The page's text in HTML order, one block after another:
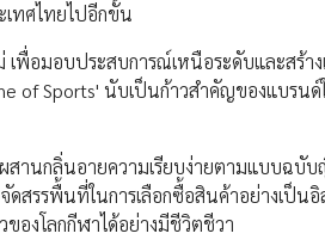
เทศไทยไปอีกขั้น
พื่อมอบประสบการณ์เหนือระดับและสร้าง
of Sports' นับเป็นก้าวสำคัญของแบรนด์
ผสานกลิ่นอายความเรียบง่ายตามแบบฉบั
สรรพื้นที่ในการเลือกซื้อสินค้าอย่างเป็นอิ
งโลกกีฬาได้อย่างมีชีวิตชีวา